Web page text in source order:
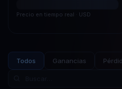
Precio en tiempo real · USD
Todos Ganancias